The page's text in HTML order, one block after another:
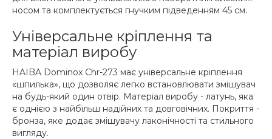
носом та комплектується гнучким підведенням 45 см.
Універсальне кріплення та
матеріал виробу
HAIBA Dominox Chr-273 має універсальне кріплення
«шпилька», що дозволяє легко встановлювати змішувач
на будь-який один отвір. Матеріал виробу - латунь, яка
є однією з найбільш надійних та довговічних. Покриття -
бронза, яке додає змішувачу лаконічності та стильного
вигляду.